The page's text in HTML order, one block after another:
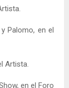
Palomo, en el
Artista.
en el Foro